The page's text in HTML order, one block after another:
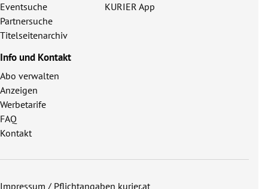
Eventsuche
Partnersuche
Titelseitenarchiv
KURIER App
Info und Kontakt
Abo verwalten
Anzeigen
Werbetarife
FAQ
Kontakt
Impressum / Pflichtangaben kurier.at